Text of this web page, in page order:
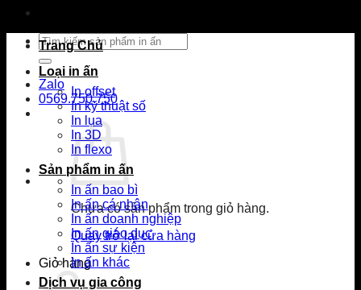
Tìm
kiếm:
Zalo
0569.750.750
Chưa có sản phẩm trong giỏ hàng.
Quay trở lại cửa hàng
Giỏ hàng
Trang Chủ
Loại in ấn
In offset
In kỹ thuật số
In lụa
In 3D
In flexo
Sản phẩm in ấn
In ấn bao bì
In ấn cá nhân
In ấn doanh nghiệp
In ấn giáo dục
In ấn sự kiện
In ấn khác
Dịch vụ gia công